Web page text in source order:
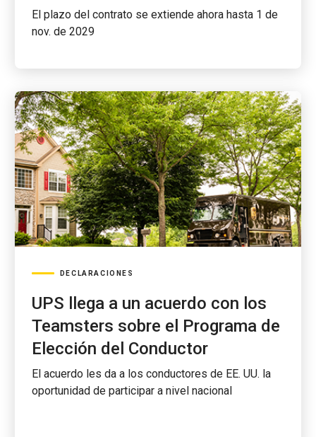
El plazo del contrato se extiende ahora hasta 1 de
nov. de 2029
DECLARACIONES
UPS llega a un acuerdo con los
Teamsters sobre el Programa de
Elección del Conductor
El acuerdo les da a los conductores de EE. UU. la
oportunidad de participar a nivel nacional